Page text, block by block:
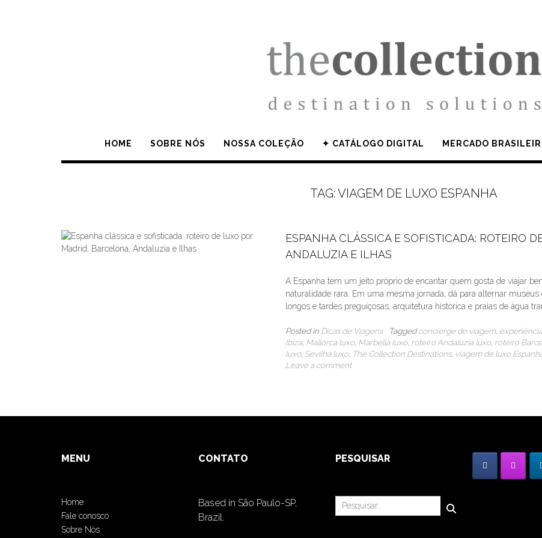
HOME SOBRE NÓS NOSSA COLEÇÃO ✦ CATÁLOGO DIGITAL MERCADO
TAG: VIAGEM DE LUXO ESPANHA
ESPANHA CLÁSSICA E SOFISTICADA: ROTEIRO
ANDALUZIA E ILHAS
A Espanha tem um jeito próprio de encantar quem gosta de viajar
naturalidade rara. Em uma mesma jornada, dá para alternar
longos e tardes preguiçosas, arquitetura histórica e praias de água
Posted in Dicas de Viagens Taggedconcierge de viagem,
Ibiza, Mallorca luxo, Marbella luxo, roteiro Andaluzia luxo, roteiro
luxo, Sevilha luxo, The Collection Destinations, viagem de luxo
Leave a comment
MENU
Home
Fale conosco
Sobre Nós
CONTATO
Based in São Paulo-SP,
Brazil.
PESQUISAR